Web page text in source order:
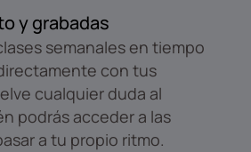
y grabadas
semanales en tiempo
con tus
cualquier duda al
podrás acceder a las
a tu propio ritmo.